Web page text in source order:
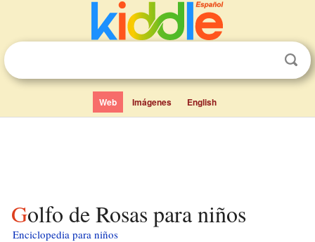
Web Imágenes English
Golfo de Rosas para niños
Enciclopedia para niños